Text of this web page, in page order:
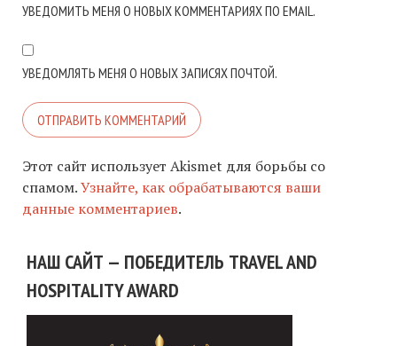
УВЕДОМИТЬ МЕНЯ О НОВЫХ КОММЕНТАРИЯХ ПО EMAIL.
УВЕДОМЛЯТЬ МЕНЯ О НОВЫХ ЗАПИСЯХ ПОЧТОЙ.
Этот сайт использует Akismet для борьбы со
спамом.Узнайте, как обрабатываются ваши
данные комментариев.
НАШ САЙТ — ПОБЕДИТЕЛЬ TRAVEL AND
HOSPITALITY AWARD